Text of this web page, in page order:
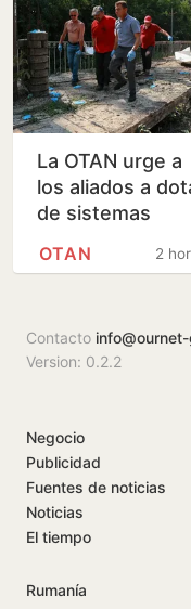
La OTAN urge a
los aliados a
de sistemas
Ucrania antes
2
OTAN
Contacto
Version: 0.2.2
Negocio
Publicidad
Fuentes de noticias
Noticias
El tiempo
Rumanía